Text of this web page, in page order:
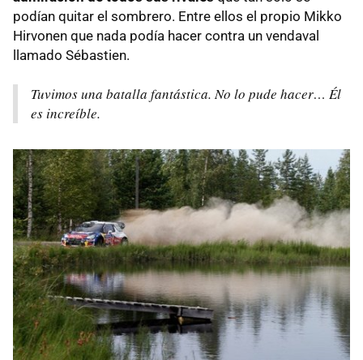
podían quitar el sombrero. Entre ellos el propio Mikko
Hirvonen que nada podía hacer contra un vendaval
llamado Sébastien.
Tuvimos una batalla fantástica. No lo pude hacer… Él
es increíble.